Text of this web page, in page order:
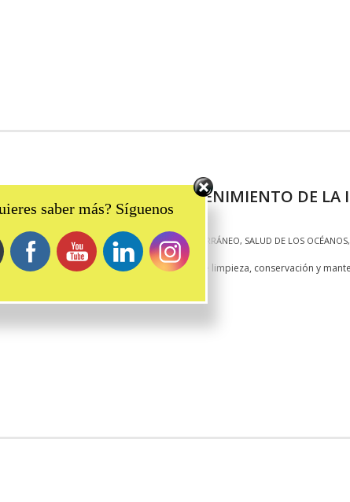
CONSERVACIÓN Y MANTENIMIENTO DE LA
, CASA MEDITERRÁNEO LIMPIEZA,MEDITERRÁNEO, SALUD DE LOS OCÉANOS,
se somete, un año más, a las labores de limpieza, conservación y
saber más? Síguenos
Set Youtube Channel ID